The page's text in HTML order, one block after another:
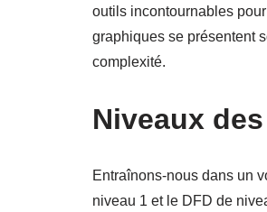
outils incontournables
graphiques se présentent
complexité.
Niveaux
Entraînons-nous dans un
niveau 1 et le DFD de